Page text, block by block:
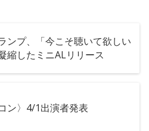
ンプ、「今こそ聴いて欲しい
縮したミニALリリース
ン〉4/1出演者発表